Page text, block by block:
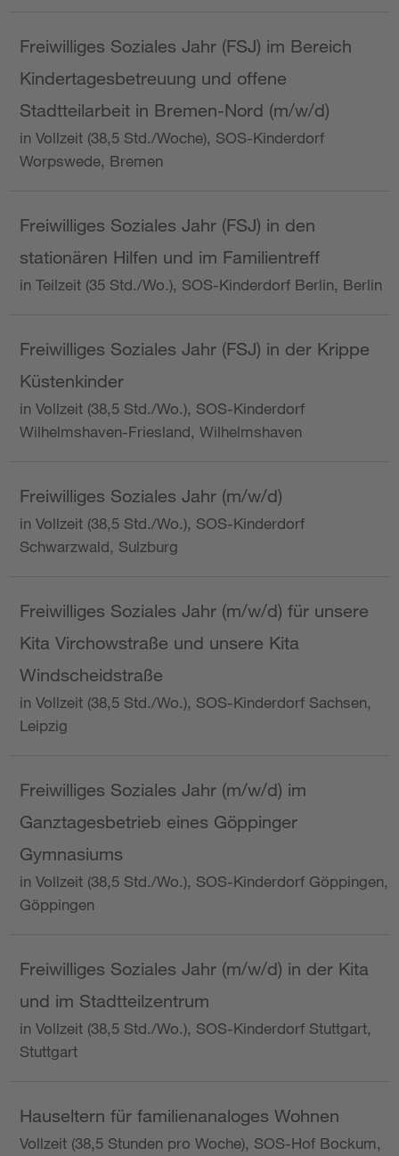
Freiwilliges Soziales Jahr (FSJ) im Bereich
Kindertagesbetreuung und offene
Stadtteilarbeit in Bremen-Nord (m/w/d)
in Vollzeit (38,5 Std./Woche), SOS-Kinderdorf
Worpswede, Bremen
Freiwilliges Soziales Jahr (FSJ) in den
stationären Hilfen und im Familientreff
in Teilzeit (35 Std./Wo.), SOS-Kinderdorf Berlin, Berlin
Freiwilliges Soziales Jahr (FSJ) in der Krippe
Küstenkinder
in Vollzeit (38,5 Std./Wo.), SOS-Kinderdorf
Wilhelmshaven-Friesland, Wilhelmshaven
Freiwilliges Soziales Jahr (m/w/d)
in Vollzeit (38,5 Std./Wo.), SOS-Kinderdorf
Schwarzwald, Sulzburg
Freiwilliges Soziales Jahr (m/w/d) für unsere
Kita Virchowstraße und unsere Kita
Windscheidstraße
in Vollzeit (38,5 Std./Wo.), SOS-Kinderdorf Sachsen,
Leipzig
Freiwilliges Soziales Jahr (m/w/d) im
Ganztagesbetrieb eines Göppinger
Gymnasiums
in Vollzeit (38,5 Std./Wo.), SOS-Kinderdorf Göppingen,
Göppingen
Freiwilliges Soziales Jahr (m/w/d) in der Kita
und im Stadtteilzentrum
in Vollzeit (38,5 Std./Wo.), SOS-Kinderdorf Stuttgart,
Stuttgart
Hauseltern für familienanaloges Wohnen
Vollzeit (38,5 Stunden pro Woche), SOS-Hof Bockum,